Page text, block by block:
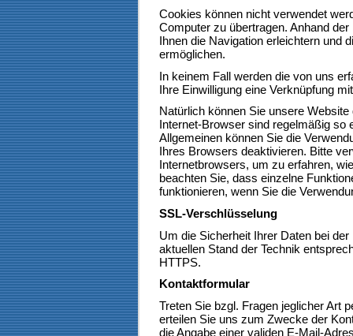
Cookies können nicht verwendet
Computer zu übertragen. Anhand
Ihnen die Navigation erleichtern und
ermöglichen.
In keinem Fall werden die von uns
Ihre Einwilligung eine Verknüpfung
Natürlich können Sie unsere
Internet-Browser sind regelmäßig so
Allgemeinen können Sie die
Ihres Browsers deaktivieren. Bitte
Internetbrowsers, um zu erfahren,
beachten Sie, dass einzelne
funktionieren, wenn Sie die
SSL-Verschlüsselung
Um die Sicherheit Ihrer Daten bei
aktuellen Stand der Technik
HTTPS.
Kontaktformular
Treten Sie bzgl. Fragen jeglicher Art
erteilen Sie uns zum Zwecke der
die Angabe einer validen E-Mail-